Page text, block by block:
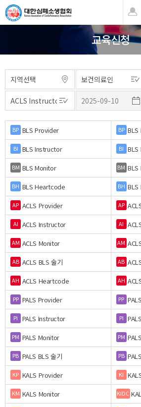
교육신청
BP BLS Provider BP
BI BLS Instructor BI
BM BLS Monitor BM
BH BLS Heartcode BH
AP ACLS Provider AP
AI ACLS Instructor AI
AM ACLS Monitor AM
AB ACLS BLS 술기 AB
AH ACLS Heartcode AH
PP PALS Provider PP
PI PALS Instructor PI
PM PALS Monitor PM
PB PALS BLS 술기 PB
KP KALS Provider KI
KM KALS Monitor KIDC